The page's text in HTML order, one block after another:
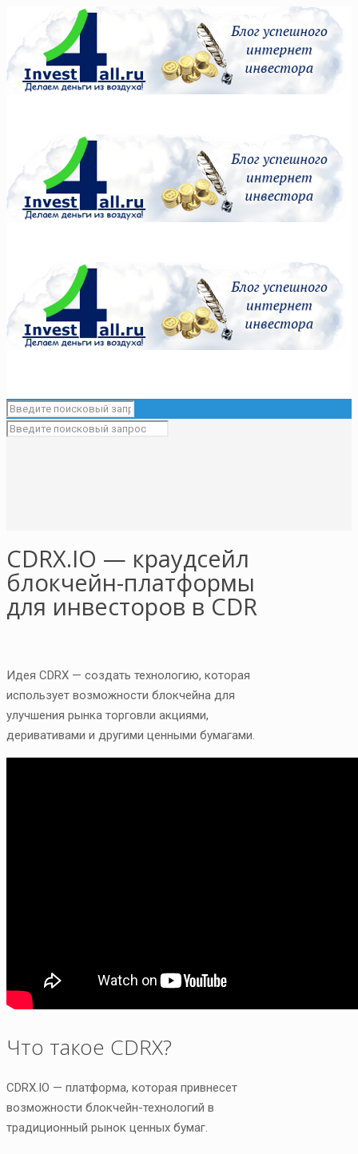
CDRX.IO — краудсейл
блокчейн-платформы
для инвесторов в CDR
Идея CDRX — создать технологию, которая
использует возможности блокчейна для
улучшения рынка торговли акциями,
деривативами и другими ценными бумагами.
Что такое CDRX?
CDRX.IO — платформа, которая привнесет
возможности блокчейн-технологий в
традиционный рынок ценных бумаг.